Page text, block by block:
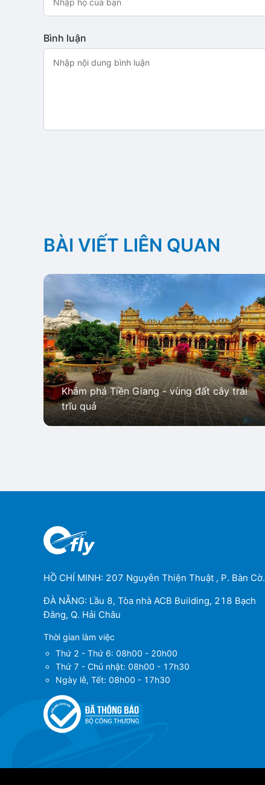
Bình luận
BÀI VIẾT LIÊN QUAN
Khám phá Tiền Giang - vùng đất cây trái
trĩu quả
HỒ CHÍ MINH: 207 Nguyễn Thiện Thuật , P. Bàn Cờ.
ĐÀ NẴNG: Lầu 8, Tòa nhà ACB Building, 218 Bạch
Đằng, Q. Hải Châu
Thời gian làm việc
Thứ 2 - Thứ 6: 08h00 - 20h00
Thứ 7 - Chủ nhật: 08h00 - 17h30
Ngày lễ, Tết: 08h00 - 17h30